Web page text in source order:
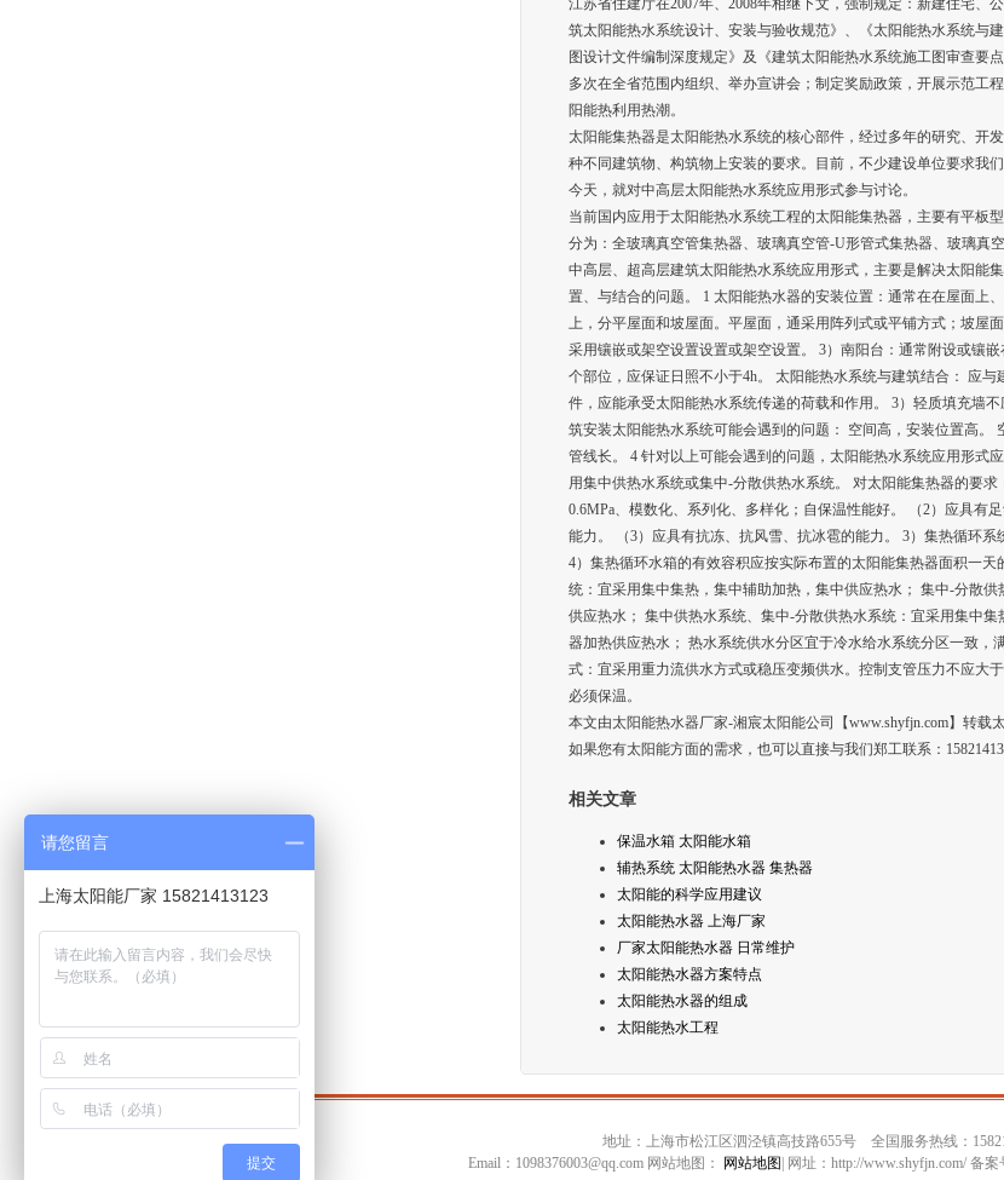
江苏省住建厅在2007年、2008年相继下文，强制规定：新建住宅、
筑太阳能热水系统设计、安装与验收规范》、《太阳能热水系统与
图设计文件编制深度规定》及《建筑太阳能热水系统施工图审查要
多次在全省范围内组织、举办宣讲会；制定奖励政策，开展示范工
阳能热利用热潮。
太阳能集热器是太阳能热水系统的核心部件，经过多年的研究、开
种不同建筑物、构筑物上安装的要求。目前，不少建设单位要求我
今天，就对中高层太阳能热水系统应用形式参与讨论。
当前国内应用于太阳能热水系统工程的太阳能集热器，主要有平板
分为：全玻璃真空管集热器、玻璃真空管-U形管式集热器、玻璃真
中高层、超高层建筑太阳能热水系统应用形式，主要是解决太阳能
置、与结合的问题。 1 太阳能热水器的安装位置：通常在在屋面上
上，分平屋面和坡屋面。平屋面，通采用阵列式或平铺方式；坡屋
采用镶嵌或架空设置设置或架空设置。 3）南阳台：通常附设或镶
个部位，应保证日照不小于4h。 太阳能热水系统与建筑结合： 应
件，应能承受太阳能热水系统传递的荷载和作用。 3）轻质填充墙
筑安装太阳能热水系统可能会遇到的问题： 空间高，安装位置高。
管线长。 4 针对以上可能会遇到的问题，太阳能热水系统应用形式
用集中供热水系统或集中-分散供热水系统。 对太阳能集热器的要
0.6MPa、模数化、系列化、多样化；自保温性能好。 （2）应具有
能力。 （3）应具有抗冻、抗风雪、抗冰雹的能力。 3）集热循环系
4）集热循环水箱的有效容积应按实际布置的太阳能集热器面积一
统：宜采用集中集热，集中辅助加热，集中供应热水； 集中-分散
供应热水； 集中供热水系统、集中-分散供热水系统：宜采用集中
器加热供应热水； 热水系统供水分区宜于冷水给水系统分区一致，
式：宜采用重力流供水方式或稳压变频供水。控制支管压力不应大
必须保温。
本文由太阳能热水器厂家-湘宸太阳能公司【www.shyfjn.com】转载
如果您有太阳能方面的需求，也可以直接与我们郑工联系：
相关文章
保温水箱 太阳能水箱
辅热系统 太阳能热水器 集热器
太阳能的科学应用建议
太阳能热水器 上海厂家
厂家太阳能热水器 日常维护
太阳能热水器方案特点
太阳能热水器的组成
太阳能热水工程
地址：上海市松江区泗泾镇高技路655号 全国服务热线：
Email：1098376003@qq.com 网站地图：
网站地图 | 网址：http://www.shyfjn.com/ 备案
请您留言
上海太阳能厂家 15821413123
提交